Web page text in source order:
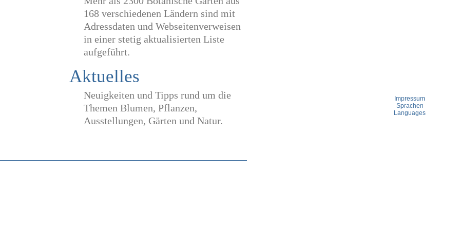
168 verschiedenen Ländern sind mit
Adressdaten und Webseitenverweisen
in einer stetig aktualisierten Liste
aufgeführt.
Aktuelles
Neuigkeiten und Tipps rund um die
Themen Blumen, Pflanzen,
Ausstellungen, Gärten und Natur.
Impressum
Sprachen
Languages